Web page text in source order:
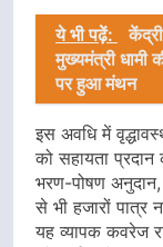
ये भी पढ़ें:
मुख्यमंत्री
पर हुआ मंथन
इस अवधि में
को सहायता प्रदान
भरण-पोषण
से भी हजारों पात्र
यह व्यापक कवरेज